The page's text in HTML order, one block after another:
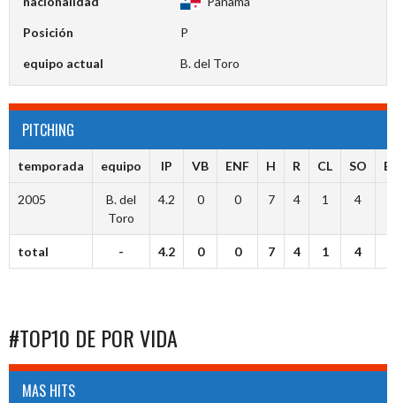
Posición P
equipo actual B. del Toro
PITCHING
temporada equipo IP VB ENF H R CL SO
2005
B. del
Toro
4.2 0 0 7 4 1 4
total - 4.2 0 0 7 4 1 4
#TOP10 DE POR VIDA
MAS HITS